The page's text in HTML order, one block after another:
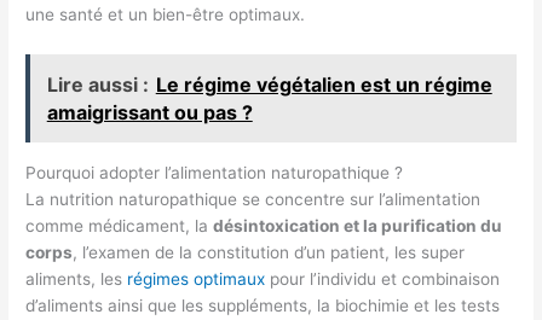
une santé et un bien-être optimaux.
Lire aussi : Le régime végétalien est un régime
amaigrissant ou pas ?
Pourquoi adopter l’alimentation naturopathique ?
La nutrition naturopathique se concentre sur l’alimentation
comme médicament, ladésintoxication et la purification du
corps, l’examen de la constitution d’un patient, les super
aliments, les régimes optimaux pour l’individu et combinaison
d’aliments ainsi que les suppléments, la biochimie et les tests